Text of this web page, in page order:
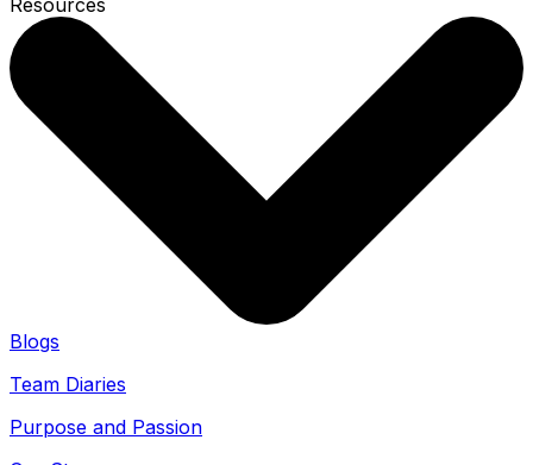
Blogs
Team Diaries
Purpose and Passion